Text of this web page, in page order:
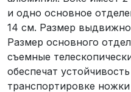
и одно основное
14 см. Размер
Размер основного
съемные
обеспечат
транспортировке